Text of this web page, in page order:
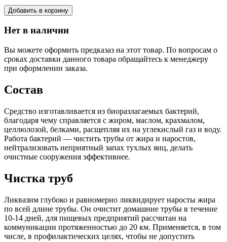
Добавить в корзину
Нет в наличии
Вы можете оформить предказаз на этот товар. По вопросам о
сроках доставки данного товара обращайтесь к менеджеру
при оформлении заказа.
Состав
Средство изготавливается из биоразлагаемых бактерий,
благодаря чему справляется с жиром, маслом, крахмалом,
целлюлозой, белками, расщепляя их на углекислый газ и воду.
Работа бактерий — чистить трубы от жира и наростов,
нейтрализовать неприятный запах тухлых яиц, делать
очистные сооружения эффективнее.
Чистка труб
Ликвазим глубоко и равномерно ликвидирует наросты жира
по всей длине трубы. Он очистит домашние трубы в течение
10-14 дней, для пищевых предприятий рассчитан на
коммуникации протяженностью до 20 км. Применяется, в том
числе, в профилактических целях, чтобы не допустить